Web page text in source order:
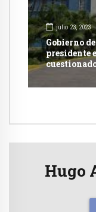
julio 23, 2023
Gobierno
presidente
Hugo